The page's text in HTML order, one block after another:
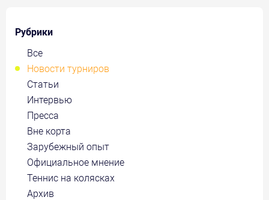
Рубрики
Все
Новости турниров
Статьи
Интервью
Пресса
Вне корта
Зарубежный опыт
Официальное мнение
Теннис на колясках
Архив